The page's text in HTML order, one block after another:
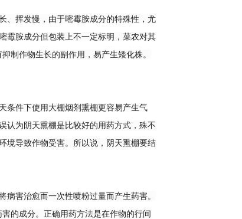
挥发慢，由于嘧霉胺成分的特殊性，尤
霉胺成分但包装上不一定标明，菜农对其
制作物生长的副作用，易产生矮化株。
件下使用大棚烟剂熏棚更容易产生气
认为阴天熏棚是比较好的用药方式，殊不
境导致作物受害。所以说，阴天熏棚要结
害治愈而一次性喷粉过量而产生药害。
的成分。正确用药方法是在作物的行间